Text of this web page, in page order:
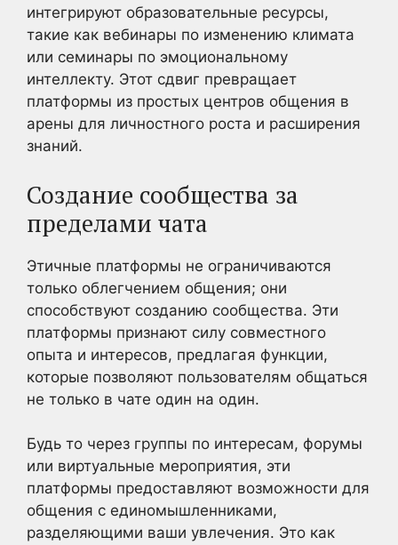
интегрируют образовательные ресурсы,
такие как вебинары по изменению климата
или семинары по эмоциональному
интеллекту. Этот сдвиг превращает
платформы из простых центров общения в
арены для личностного роста и расширения
знаний.
Создание сообщества за
пределами чата
Этичные платформы не ограничиваются
только облегчением общения; они
способствуют созданию сообщества. Эти
платформы признают силу совместного
опыта и интересов, предлагая функции,
которые позволяют пользователям общаться
не только в чате один на один.
Будь то через группы по интересам, форумы
или виртуальные мероприятия, эти
платформы предоставляют возможности для
общения с единомышленниками,
разделяющими ваши увлечения. Это как